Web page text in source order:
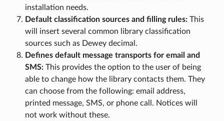
installation needs.
Default classification sources and filling rules:This
will insert several common library classification
sources such as Dewey decimal.
Defines default message transports for email and
SMS:This provides the option to the user of being
able to change how the library contacts them. They
can choose from the following: email address,
printed message, SMS, or phone call. Notices will
not work without these.